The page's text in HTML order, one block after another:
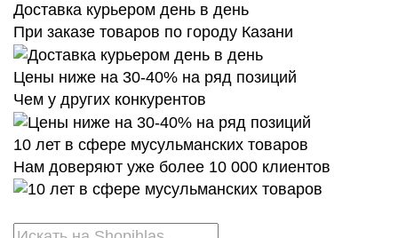
Доставка курьером день в день
При заказе товаров по городу Казани
Цены ниже на 30-40% на ряд позиций
Чем у других конкурентов
10 лет в сфере мусульманских товаров
Нам доверяют уже более 10 000 клиентов